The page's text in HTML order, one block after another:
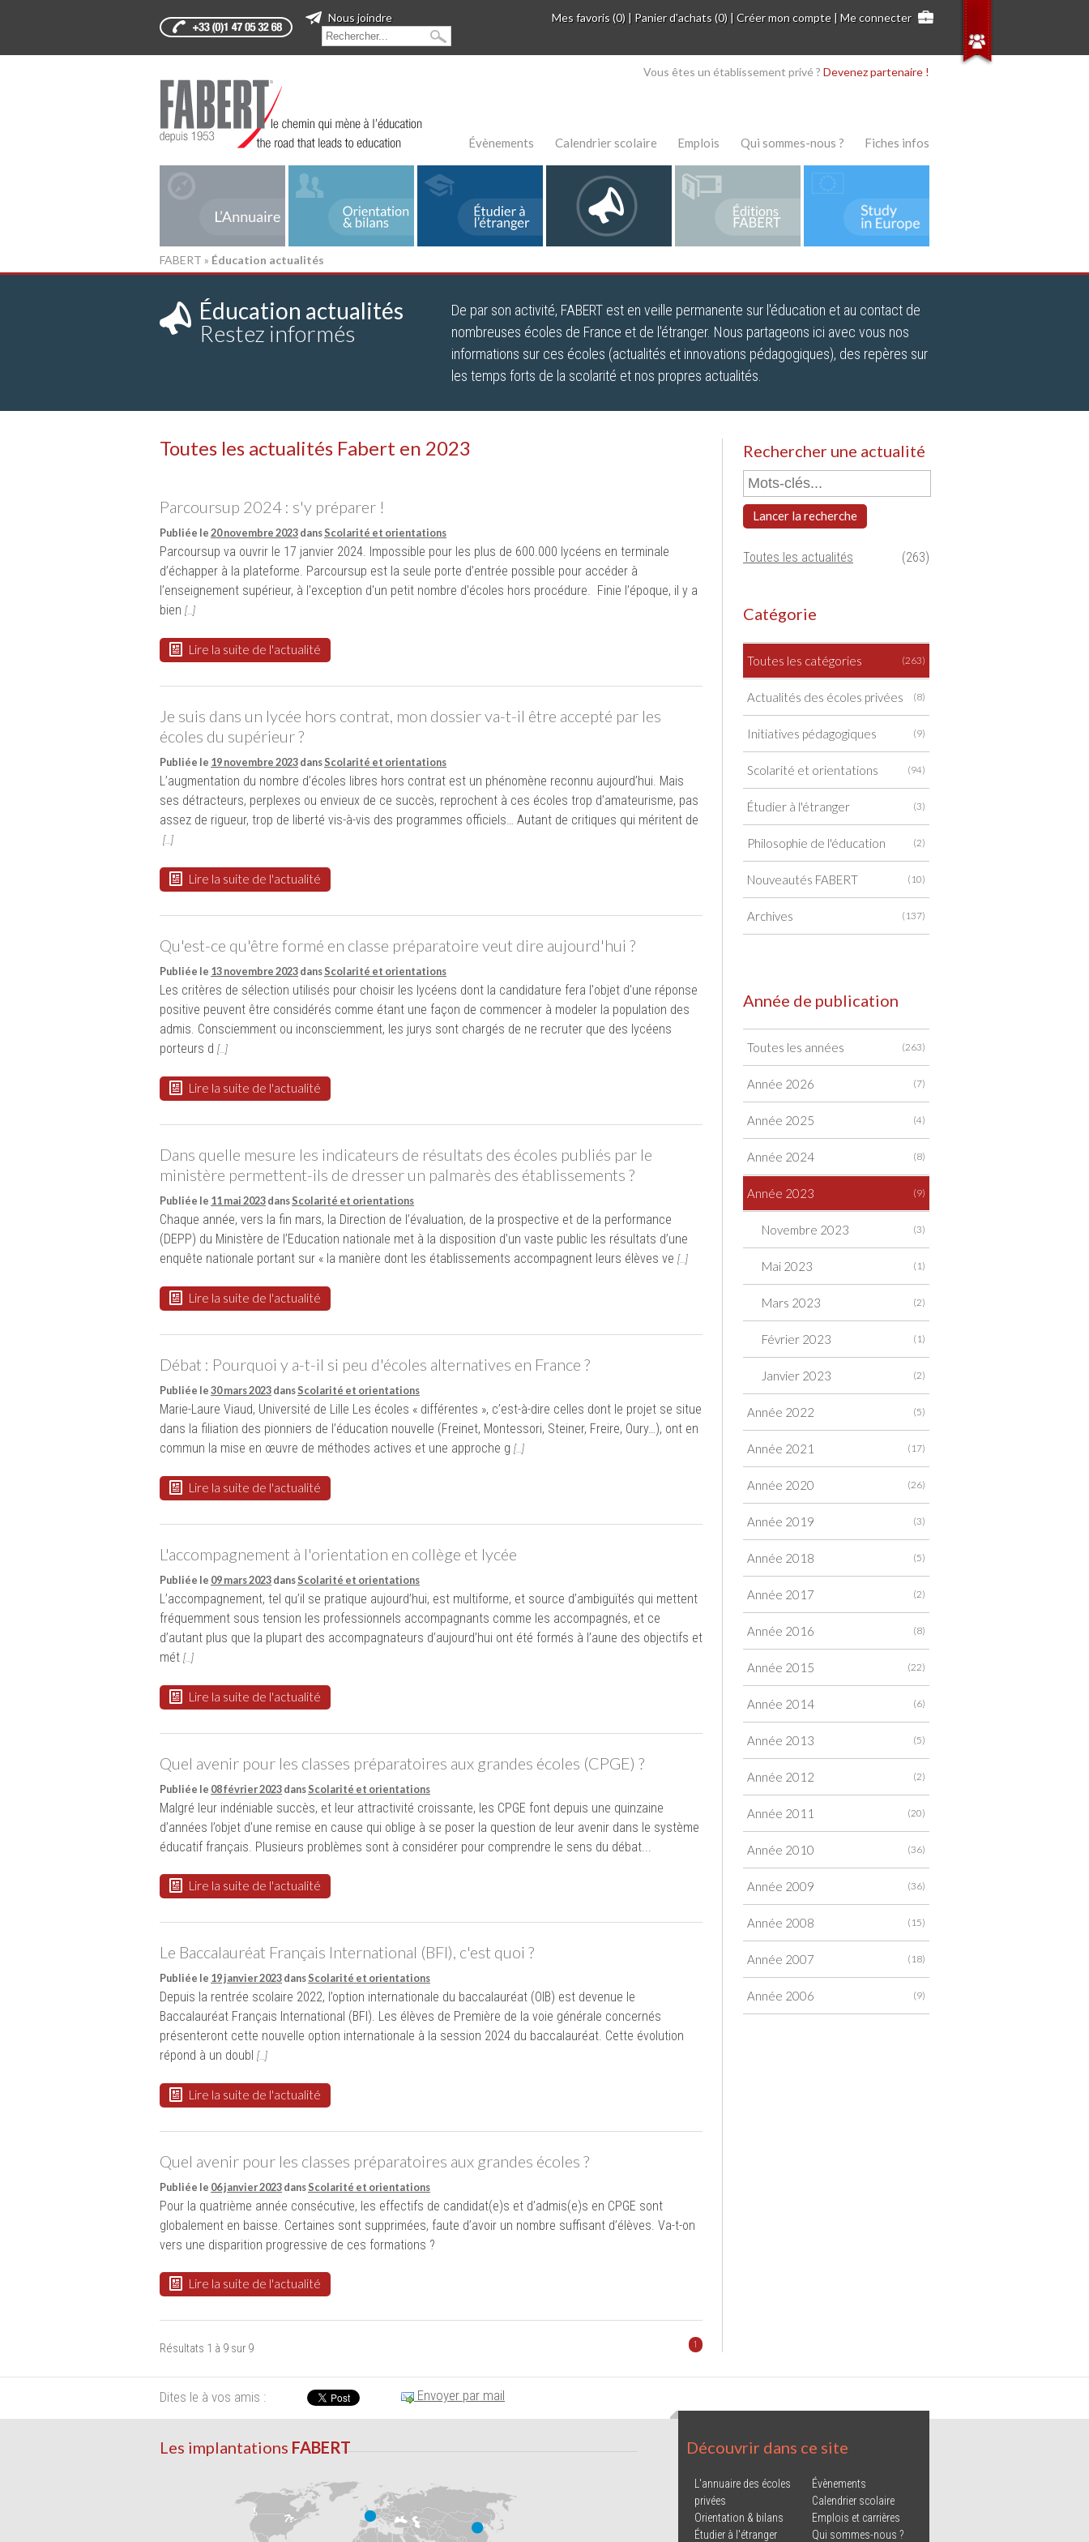
Mes favoris (0) | Panier d'achats (0) |Créer mon compte |Me connecter
Nous joindre
Vous êtes un établissement privé ? Devenez partenaire !
Évènements Calendrier scolaire Emplois Qui sommes-nous ? Fiches infos
FABERT » Éducation actualités
Éducation actualités
Restez informés
De par son activité, FABERT est en veille permanente sur l'éducation et au contact de
nombreuses écoles de France et de l'étranger. Nous partageons ici avec vous nos
informations sur ces écoles (actualités et innovations pédagogiques), des repères sur
les temps forts de la scolarité et nos propres actualités.
Toutes les actualités Fabert en 2023
Parcoursup 2024 : s'y préparer !
Publiée le20 novembre 2023dansScolarité et orientations
Parcoursup va ouvrir le 17 janvier 2024. Impossible pour les plus de 600.000 lycéens en terminale
d’échapper à la plateforme. Parcoursup est la seule porte d’entrée possible pour accéder à
l’enseignement supérieur, à l'exception d'un petit nombre d'écoles hors procédure. Finie l’époque, il y a
bien […]
Lire la suite de l'actualité
Je suis dans un lycée hors contrat, mon dossier va-t-il être accepté par les
écoles du supérieur ?
Publiée le 19 novembre 2023dansScolarité et orientations
L’augmentation du nombre d’écoles libres hors contrat est un phénomène reconnu aujourd’hui. Mais
ses détracteurs, perplexes ou envieux de ce succès, reprochent à ces écoles trop d’amateurisme, pas
assez de rigueur, trop de liberté vis-à-vis des programmes officiels… Autant de critiques qui méritent de
[…]
Lire la suite de l'actualité
Qu'est-ce qu'être formé en classe préparatoire veut dire aujourd'hui ?
Publiée le 13 novembre 2023dansScolarité et orientations
Les critères de sélection utilisés pour choisir les lycéens dont la candidature fera l'objet d'une réponse
positive peuvent être considérés comme étant une façon de commencer à modeler la population des
admis. Consciemment ou inconsciemment, les jurys sont chargés de ne recruter que des lycéens
porteurs d […]
Lire la suite de l'actualité
Dans quelle mesure les indicateurs de résultats des écoles publiés par le
ministère permettent-ils de dresser un palmarès des établissements ?
Publiée le 11 mai 2023dansScolarité et orientations
Chaque année, vers la fin mars, la Direction de l’évaluation, de la prospective et de la performance
(DEPP) du Ministère de l’Education nationale met à la disposition d’un vaste public les résultats d’une
enquête nationale portant sur « la manière dont les établissements accompagnent leurs élèves ve […]
Lire la suite de l'actualité
Débat : Pourquoi y a-t-il si peu d'écoles alternatives en France ?
Publiée le30 mars 2023dansScolarité et orientations
Marie-Laure Viaud, Université de Lille Les écoles « différentes », c’est-à-dire celles dont le projet se situe
dans la filiation des pionniers de l’éducation nouvelle (Freinet, Montessori, Steiner, Freire, Oury…), ont en
commun la mise en œuvre de méthodes actives et une approche g […]
Lire la suite de l'actualité
L'accompagnement à l'orientation en collège et lycée
Publiée le 09 mars 2023dansScolarité et orientations
L’accompagnement, tel qu’il se pratique aujourd’hui, est multiforme, et source d’ambiguïtés qui mettent
fréquemment sous tension les professionnels accompagnants comme les accompagnés, et ce
d’autant plus que la plupart des accompagnateurs d’aujourd’hui ont été formés à l’aune des objectifs et
mét […]
Lire la suite de l'actualité
Quel avenir pour les classes préparatoires aux grandes écoles (CPGE) ?
Publiée le 08 février 2023dansScolarité et orientations
Malgré leur indéniable succès, et leur attractivité croissante, les CPGE font depuis une quinzaine
d’années l’objet d’une remise en cause qui oblige à se poser la question de leur avenir dans le système
éducatif français. Plusieurs problèmes sont à considérer pour comprendre le sens du débat...
Lire la suite de l'actualité
Le Baccalauréat Français International (BFI), c'est quoi ?
Publiée le 19 janvier 2023dansScolarité et orientations
Depuis la rentrée scolaire 2022, l’option internationale du baccalauréat (OIB) est devenue le
Baccalauréat Français International (BFI). Les élèves de Première de la voie générale concernés
présenteront cette nouvelle option internationale à la session 2024 du baccalauréat. Cette évolution
répond à un doubl […]
Lire la suite de l'actualité
Quel avenir pour les classes préparatoires aux grandes écoles ?
Publiée le 06 janvier 2023dansScolarité et orientations
Pour la quatrième année consécutive, les effectifs de candidat(e)s et d’admis(e)s en CPGE sont
globalement en baisse. Certaines sont supprimées, faute d’avoir un nombre suffisant d’élèves. Va-t-on
vers une disparition progressive de ces formations ?
Lire la suite de l'actualité
Résultats 1 à 9 sur 9 1
Rechercher une actualité
Lancer la recherche
(263)
Toutes les actualités
Catégorie
(263)
Toutes les catégories
(8)
Actualités des écoles privées
(9)
Initiatives pédagogiques
(94)
Scolarité et orientations
(3)
Étudier à l'étranger
(2)
Philosophie de l'éducation
(10)
Nouveautés FABERT
(137)
Archives
Année de publication
(263)
Toutes les années
(7)
Année 2026
(4)
Année 2025
(8)
Année 2024
(9)
Année 2023
(3)
Novembre 2023
(1)
Mai 2023
(2)
Mars 2023
(1)
Février 2023
(2)
Janvier 2023
(5)
Année 2022
(17)
Année 2021
(26)
Année 2020
(3)
Année 2019
(5)
Année 2018
(2)
Année 2017
(8)
Année 2016
(22)
Année 2015
(6)
Année 2014
(5)
Année 2013
(2)
Année 2012
(20)
Année 2011
(36)
Année 2010
(36)
Année 2009
(15)
Année 2008
(18)
Année 2007
(9)
Année 2006
Dites le à vos amis : Envoyer par mail
Les implantations FABERT Découvrir dans ce site
L'annuaire des écoles
privées
Orientation & bilans
Étudier à l'étranger
Évènements
Calendrier scolaire
Emplois et carrières
Qui sommes-nous ?